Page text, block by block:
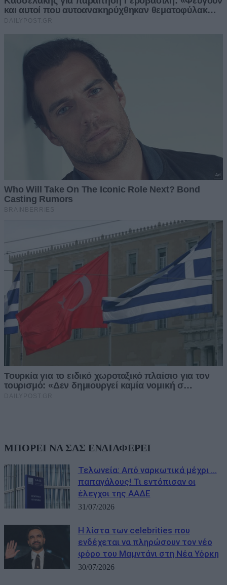
ΜΠΟΡΕΙ ΝΑ ΣΑΣ ΕΝΔΙΑΦΕΡΕΙ
Τελωνεία: Aπό ναρκωτικά μέχρι …
παπαγάλους! Τι εντόπισαν οι
έλεγχοι της ΑΑΔΕ
31/07/2026
Η λίστα των celebrities που
ενδέχεται να πληρώσουν τον νέο
φόρο του Μαμντάνι στη Νέα Υόρκη
30/07/2026